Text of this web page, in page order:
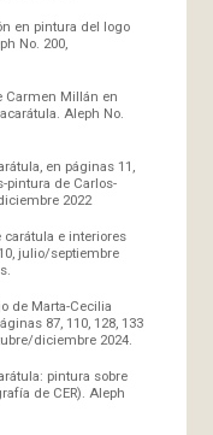
en pintura del logo
No. 200,
Carmen Millán en
Aleph No.
en páginas 11,
pintura de Carlos-
2022
carátula e interiores
julio/septiembre
de Marta-Cecilia
87, 110, 128, 133
diciembre 2024.
pintura sobre
de CER). Aleph